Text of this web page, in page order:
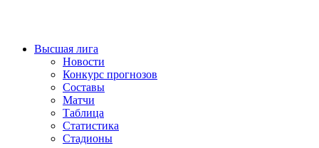
Высшая лига
Новости
Конкурс прогнозов
Составы
Матчи
Таблица
Статистика
Стадионы